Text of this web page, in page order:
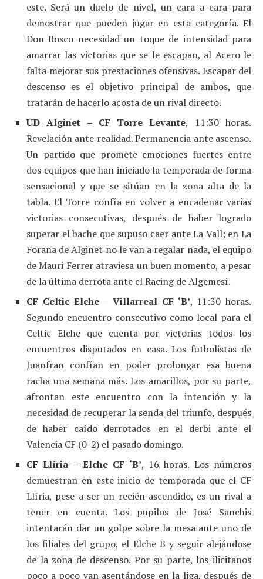
este. Será un duelo de nivel, un cara a cara para
demostrar que pueden jugar en esta categoría. El
Don Bosco necesidad un toque de intensidad para
amarrar las victorias que se le escapan, al Acero le
falta mejorar sus prestaciones ofensivas. Escapar del
descenso es el objetivo principal de ambos, que
tratarán de hacerlo acosta de un rival directo.
UD Alginet – CF Torre Levante, 11:30 horas.
Revelación ante realidad. Permanencia ante ascenso.
Un partido que promete emociones fuertes entre
dos equipos que han iniciado la temporada de forma
sensacional y que se sitúan en la zona alta de la
tabla. El Torre confía en volver a encadenar varias
victorias consecutivas, después de haber logrado
superar el bache que supuso caer ante La Vall; en La
Forana de Alginet no le van a regalar nada, el equipo
de Mauri Ferrer atraviesa un buen momento, a pesar
de la última derrota ante el Racing de Algemesí.
CF Celtic Elche – Villarreal CF ‘B’, 11:30 horas.
Segundo encuentro consecutivo como local para el
Celtic Elche que cuenta por victorias todos los
encuentros disputados en casa. Los futbolistas de
Juanfran confían en poder prolongar esa buena
racha una semana más. Los amarillos, por su parte,
afrontan este encuentro con la intención y la
necesidad de recuperar la senda del triunfo, después
de haber caído derrotados en el derbi ante el
Valencia CF (0-2) el pasado domingo.
CF Llíria – Elche CF ‘B’, 16 horas. Los números
demuestran en este inicio de temporada que el CF
Llíria, pese a ser un recién ascendido, es un rival a
tener en cuenta. Los pupilos de José Sanchis
intentarán dar un golpe sobre la mesa ante uno de
los filiales del grupo, el Elche B y seguir alejándose
de la zona de descenso. Por su parte, los ilicitanos
poco a poco van asentándose en la liga, después de